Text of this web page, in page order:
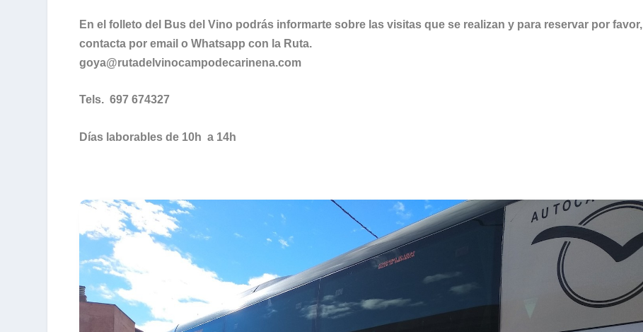
En el folleto del Bus del Vino podrás informarte sobre las visitas que se realizan y para reservar por favor,
contacta por email o Whatsapp con la Ruta.
goya@rutadelvinocampodecarinena.com
Tels. 697 674327
Días laborables de 10h a 14h